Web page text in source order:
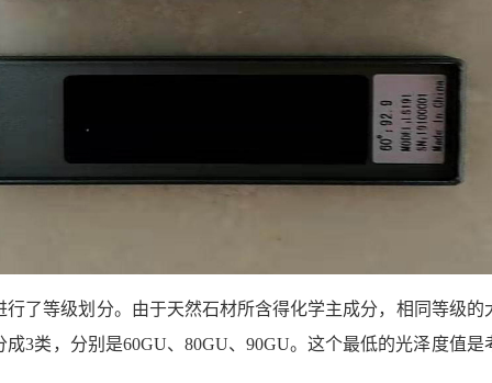
了等级划分。由于天然石材所含得化学主成分，相同等级
3类，分别是60GU、80GU、90GU。这个最低的光泽度值